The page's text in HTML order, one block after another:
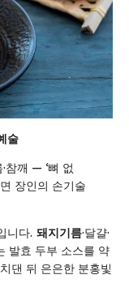
술
참깨 — ‘뼈 없
장인의 손기술
니다. 돼지기름·달걀·
발효 두부 소스를 약
댄 뒤 은은한 분홍빛